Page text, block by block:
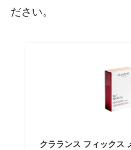
ださい。
クラランス フィックス